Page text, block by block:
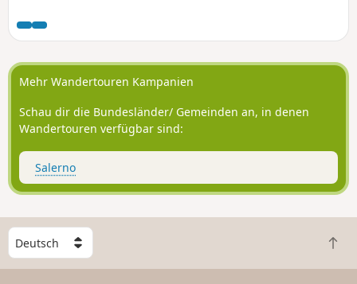
(vorausgesetzt, das Auto kommt über die
steinigen Wege).
die Bucht und die Blaue Grotte. Vom Hafen aus können Sie
einem gut markierten Weg folgen, der zum Leuchtturm
(faro) führt, zu den Klippen hinunter und wieder in
Richtung Hafen hinauf. Herrliche Ausblicke auf das Meer
und die Klippen, während Sie zwischen kleinen Sträuchern
hindurchgehen...
Mehr Wandertouren Kampanien
Schau dir die Bundesländer/ Gemeinden an, in denen
Wandertouren verfügbar sind:
Salerno
W
ä
h
Z
u